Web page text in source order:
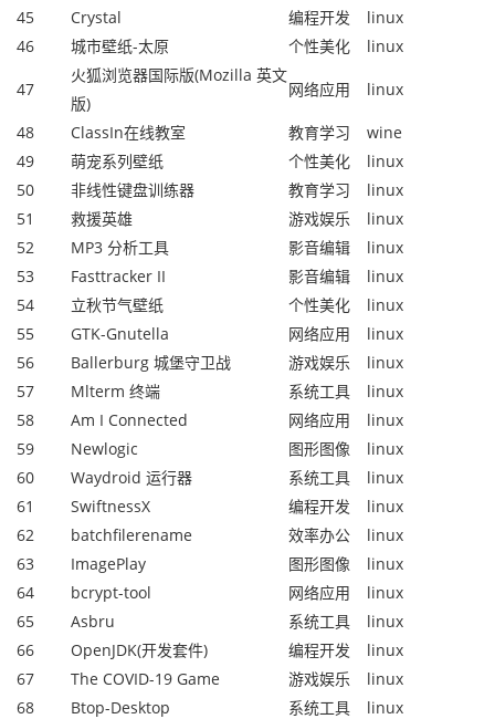
45
Crystal 编程开发
linux
46
城市壁纸-太原 个性美化 linux
47
火狐浏览器国际版(Mozilla 英文
版)
网络应用 linux
48 ClassIn在线教室 教育学习
wine
49
萌宠系列壁纸 个性美化
linux
50
非线性键盘训练器 教育学习
linux
51
救援英雄 游戏娱乐
linux
52
MP3 分析工具 影音编辑
linux
53
Fasttracker II 影音编辑
linux
54
立秋节气壁纸 个性美化
linux
55
GTK-Gnutella 网络应用
linux
56
Ballerburg 城堡守卫战 游戏娱乐
linux
57
Mlterm 终端 系统工具
linux
58
Am I Connected 网络应用
linux
59
Newlogic 图形图像
linux
60
Waydroid 运行器 系统工具
linux
61
SwiftnessX 编程开发
linux
62
batchfilerename 效率办公
linux
63
ImagePlay 图形图像
linux
64
bcrypt-tool 网络应用
linux
65
Asbru 系统工具
linux
66
OpenJDK(开发套件) 编程开发
linux
67
The COVID-19 Game 游戏娱乐
linux
68
Btop-Desktop 系统工具
linux